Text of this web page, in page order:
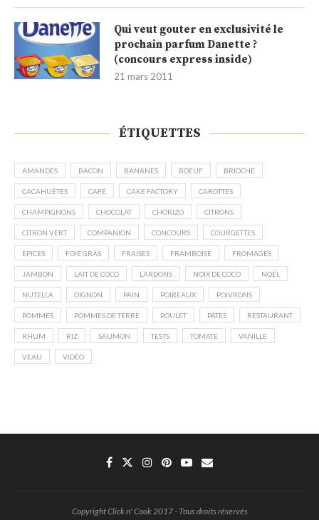
Qui veut gouter en exclusivité le
prochain parfum Danette ?
(concours express inside)
21 mars 2011
ÉTIQUETTES
AMANDES BACON BANANES BOEUF BRIOCHE
CACAHUÈTES CAFÉ CAKE FACTORY CAROTTES
CHAMPIGNONS CHOCOLAT CHORIZO CITRONS
CITRON VERT COMPANION CONCOURS COURGETTES
EPICES FOIE GRAS FRAISES FRAMBOISE FROMAGES
JAMBON LAIT DE COCO LARDONS NOIX DE COCO NOËL
NUTELLA OIGNON PAIN POIREAUX POIVRONS
POMMES POMMES DE TERRE POULET PÂTES RESTAURANT
RHUM RIZ SAUMON TESTS TOMATE VANILLE
VEAU VIDÉO
Copyright Click n' Cook 2017 - Tous droits réservés